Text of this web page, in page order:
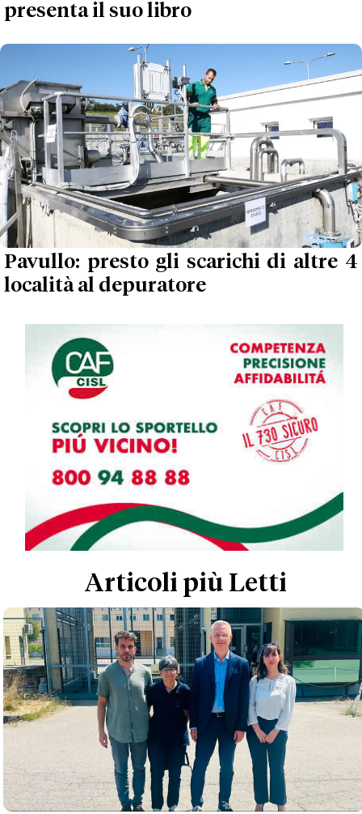
presenta il suo libro
Pavullo: presto gli scarichi di altre 4
località al depuratore
Articoli più Letti